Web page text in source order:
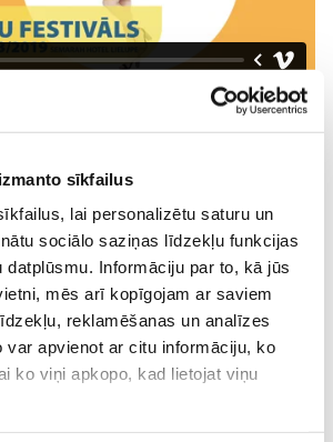
sīkfailus
lai personalizētu saturu un
sociālo saziņas līdzekļu funkcijas
datplūsmu. Informāciju par to, kā jūs
mēs arī kopīgojam ar saviem
reklamēšanas un analīzes
var apvienot ar citu informāciju, ko
ko viņi apkopo, kad lietojat viņu
Skaistums Vecāku-Skola